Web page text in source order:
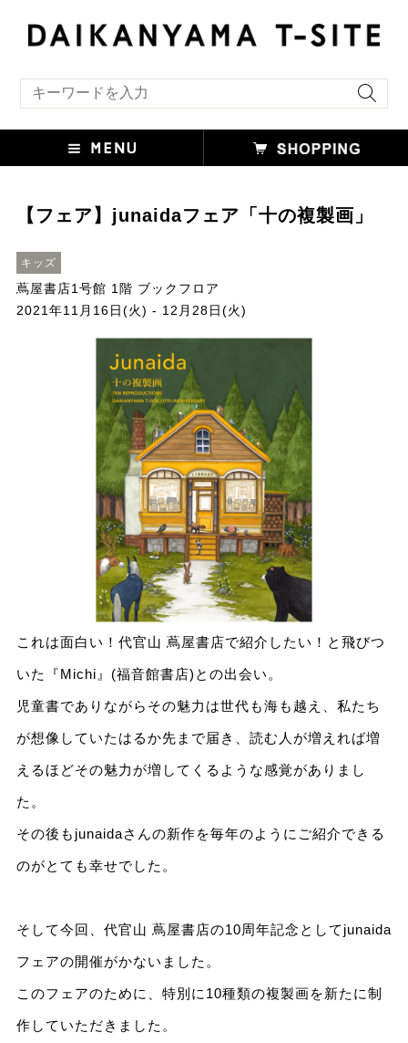
【フェア】junaidaフェア「十の複製画」
キッズ
蔦屋書店1号館 1階 ブックフロア
2021年11月16日(火) - 12月28日(火)
これは面白い！代官山 蔦屋書店で紹介したい！と飛びつ
いた『Michi』(福音館書店)との出会い。
児童書でありながらその魅力は世代も海も越え、私たち
が想像していたはるか先まで届き、読む人が増えれば増
えるほどその魅力が増してくるような感覚がありまし
た。
その後もjunaidaさんの新作を毎年のようにご紹介できる
のがとても幸せでした。
そして今回、代官山 蔦屋書店の10周年記念としてjunaida
フェアの開催がかないました。
このフェアのために、特別に10種類の複製画を新たに制
作していただきました。